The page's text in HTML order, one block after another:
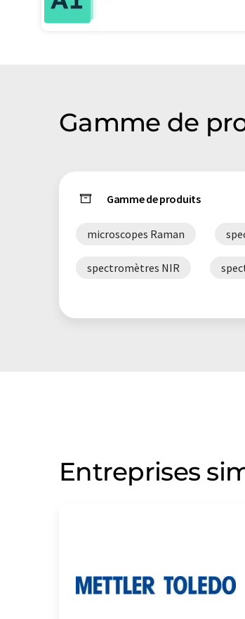
Gamme de
Gamme de produits
microscopes Raman
spectromètres NIR
Entreprises